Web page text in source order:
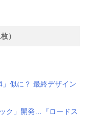
）
」似に？ 最終デザイン
ク」開発…『ロードス